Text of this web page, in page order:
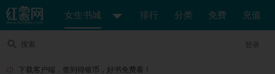
女生书城 排行 分类 免费 充值
搜索 登录
下载客户端，签到得银币，好书免费看！